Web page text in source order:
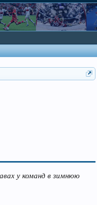
у команд в зимнюю